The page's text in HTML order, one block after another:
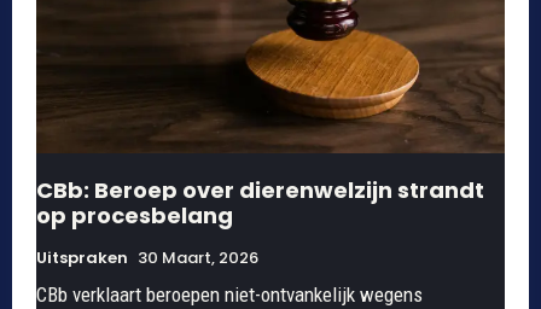
CBb: Beroep over dierenwelzijn strandt
op procesbelang
Uitspraken 30 Maart, 2026
CBb verklaart beroepen niet-ontvankelijk wegens